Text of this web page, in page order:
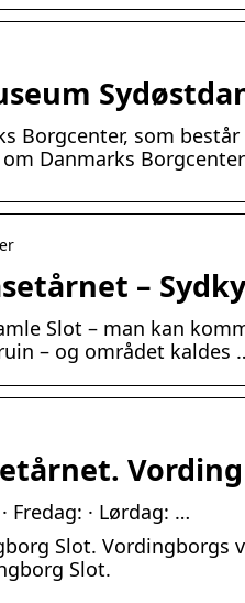
Borgcenter, som
Danmarks
–
Slot – man kan
– og området kaldes
Fredag: · Lørdag: …
Slot. Vordingborgs
Slot.